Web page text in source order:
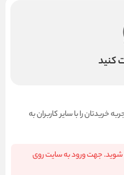
کنید
خریدتان را با سایر کاربران به
شوید. جهت ورود به سایت روی